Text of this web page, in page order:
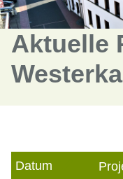
Aktuelle
Datum